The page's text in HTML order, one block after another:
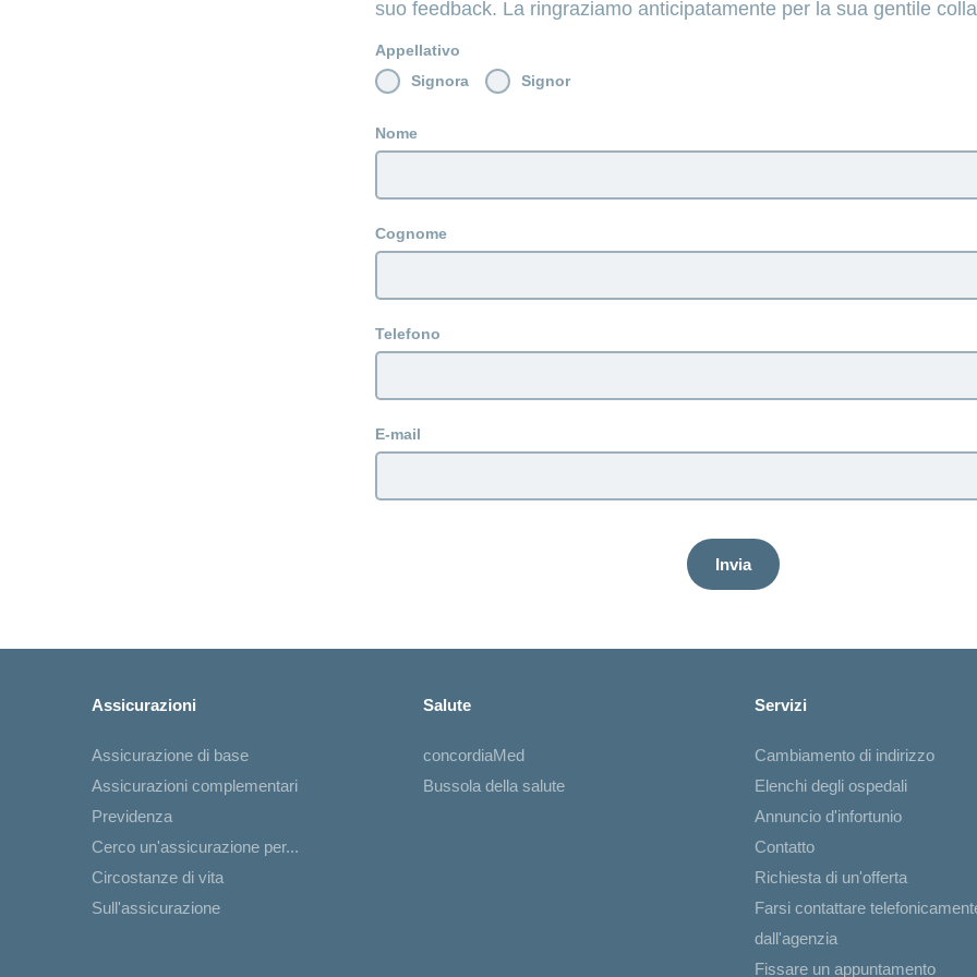
suo feedback. La ringraziamo anticipatamente per la sua gentile
Appellativo
Signora
Signor
Nome
Cognome
Telefono
E-mail
Invia
Assicurazioni
Assicurazione di base
Assicurazioni complementari
Previdenza
Cerco un'assicurazione per...
Circostanze di vita
Sull'assicurazione
Salute
concordiaMed
Bussola della salute
Servizi
Cambiamento di indirizzo
Elenchi degli ospedali
Annuncio d'infortunio
Contatto
Richiesta di un'offerta
Farsi contattare
dall'agenzia
Fissare un appuntamento